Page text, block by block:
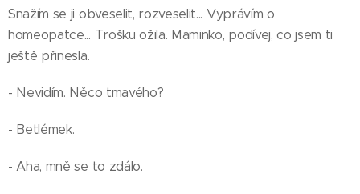
Snažím se ji obveselit, rozveselit... Vyprávím o
homeopatce... Trošku ožila. Maminko, podívej, co jsem ti
ještě přinesla.
- Nevidím. Něco tmavého?
- Betlémek.
- Aha, mně se to zdálo.